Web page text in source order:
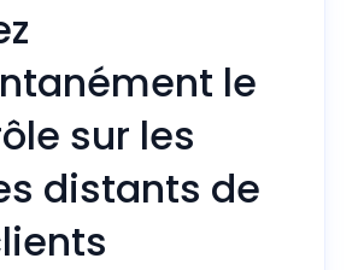
le
sur les
distants de